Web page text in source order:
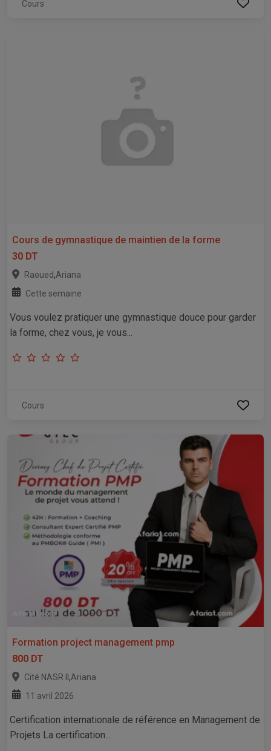
Cours
Cours de gymnastique de maintien de la forme
30 DT
Raoued,Ariana
Cette semaine
Vous voulez pratiquer une gymnastique douce pour garder
la forme, chez vous, je vous...
Cours
Formation project management pmp
800 DT
Cité NASR II ,Ariana
11 avril 2026
Certification internationale de référence en Management de
Projets La certification...